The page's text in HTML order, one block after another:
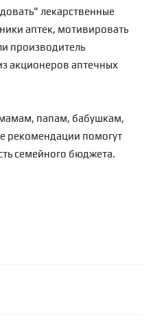
лекарственные
аптек, мотивировать
производитель
акционеров аптечных
мамам, папам, бабушкам,
рекомендации помогут
семейного бюджета.